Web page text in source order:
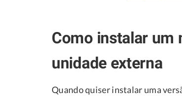
Como instalar um
unidade externa
Quando quiser instalar uma